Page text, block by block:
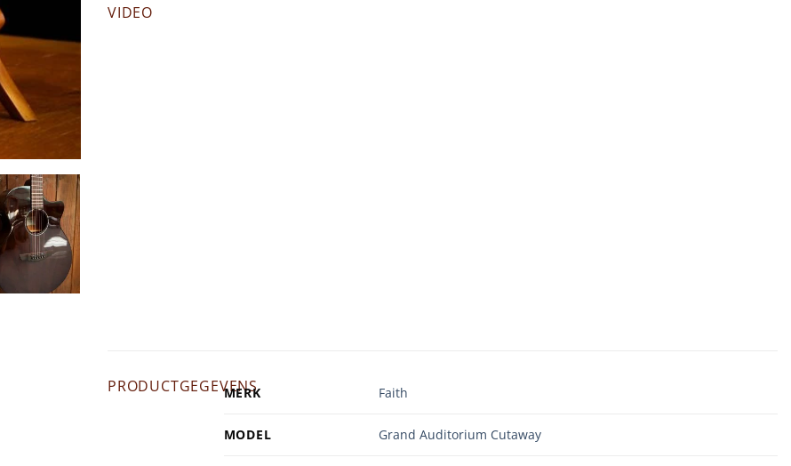
VIDEO
PRODUCTGEGEVENS
MERK Faith
MODEL Grand Auditorium Cutaway